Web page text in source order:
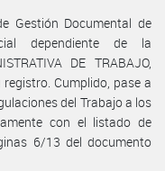
Gestión Documental de
dependiente de la
DE TRABAJO,
registro. Cumplido, pase a
del Trabajo a los
con el listado de
6/13 del documento